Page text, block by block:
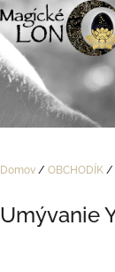
Domov / OBCHODÍK /
Umývanie